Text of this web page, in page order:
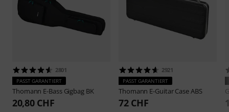
2801
PASST GARANTIERT
Thomann E-Bass Gigbag BK
20,80 CHF
2921
PASST GARANTIERT
Thomann E-Guitar Case ABS
72 CHF